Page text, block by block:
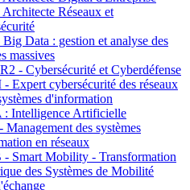
Réseaux et
Data : gestion et analyse des
massives
- Cybersécurité et Cyberdéfense
Expert cybersécurité des réseaux
d'information
Intelligence Artificielle
des systèmes
en réseaux
- Smart Mobility - Transformation
des Systèmes de Mobilité